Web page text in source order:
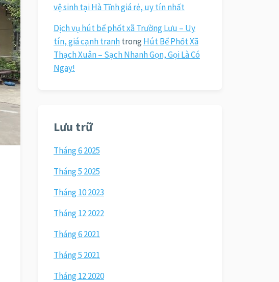
vệ sinh tại Hà Tĩnh giá rẻ, uy tín nhất
Dịch vụ hút bể phốt xã Trường Lưu – Uy
tín, giá cạnh tranhtrong Hút Bể Phốt Xã
Thạch Xuân – Sạch Nhanh Gọn, Gọi Là Có
Ngay!
Lưu trữ
Tháng 6 2025
Tháng 5 2025
Tháng 10 2023
Tháng 12 2022
Tháng 6 2021
Tháng 5 2021
Tháng 12 2020